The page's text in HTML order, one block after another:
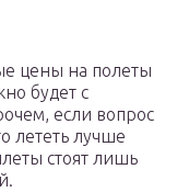
цены на полеты
будет с
если вопрос
лететь лучше
стоят лишь